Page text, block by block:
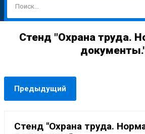
Стенд "Охрана труда.
Предыдущий
Стенд "Охрана труда.